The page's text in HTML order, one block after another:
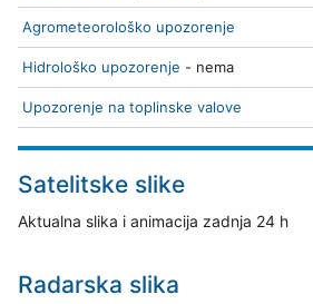
Agrometeorološko upozorenje
Hidrološko upozorenje - nema
Upozorenje na toplinske valove
Satelitske slike
Aktualna slika i animacija zadnja 24 h
Radarska slika